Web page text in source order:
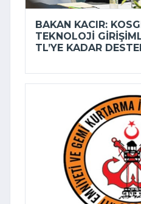
BAKAN KACIR:
TEKNOLOJI
TL’YE KADAR